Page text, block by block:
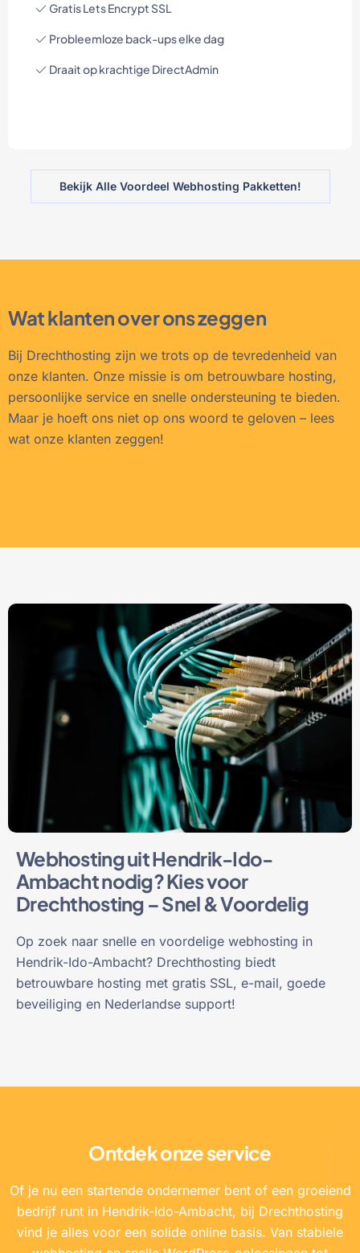
Gratis Lets Encrypt SSL
Probleemloze back-ups elke dag
Draait op krachtige DirectAdmin
Bekijk Alle Voordeel Webhosting Pakketten!
Wat klanten over ons zeggen
Bij Drechthosting zijn we trots op de tevredenheid van
onze klanten. Onze missie is om betrouwbare hosting,
persoonlijke service en snelle ondersteuning te bieden.
Maar je hoeft ons niet op ons woord te geloven – lees
wat onze klanten zeggen!
Webhosting uit Hendrik-Ido-
Ambacht nodig? Kies voor
Drechthosting – Snel & Voordelig
Op zoek naar snelle en voordelige webhosting in
Hendrik-Ido-Ambacht? Drechthosting biedt
betrouwbare hosting met gratis SSL, e-mail, goede
beveiliging en Nederlandse support!
Ontdek onze service
Of je nu een startende ondernemer bent of een groeiend
bedrijf runt in Hendrik-Ido-Ambacht, bij Drechthosting
vind je alles voor een solide online basis. Van stabiele